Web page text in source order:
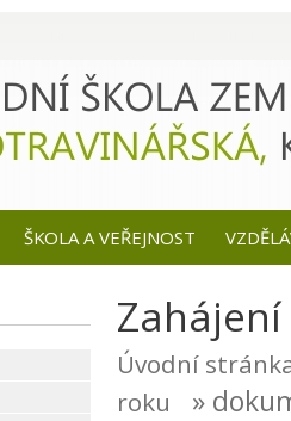
ŠKOLA A VEŘEJNOST
Úvodní
roku
»